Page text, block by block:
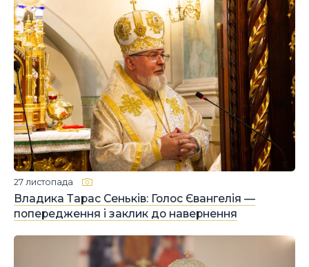
Владика Тарас Сеньків: Голос Євангелія —
попередження і заклик до навернення
27 листопада